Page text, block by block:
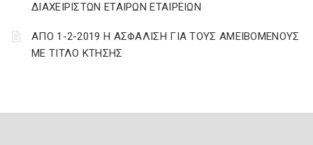
ΔΙΑΧΕΙΡΙΣΤΩΝ ΕΤΑΙΡΩΝ ΕΤΑΙΡΕΙΩΝ
ΑΠΟ 1-2-2019 Η ΑΣΦΑΛΙΣΗ ΓΙΑ ΤΟΥΣ ΑΜΕΙΒΟΜΕΝΟΥΣ
ΜΕ ΤΙΤΛΟ ΚΤΗΣΗΣ